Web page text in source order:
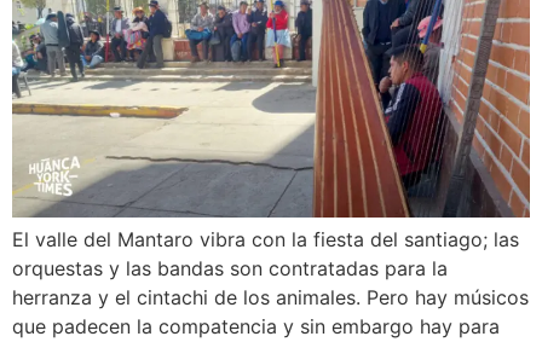
El valle del Mantaro vibra con la fiesta del santiago; las
orquestas y las bandas son contratadas para la
herranza y el cintachi de los animales. Pero hay músicos
que padecen la compatencia y sin embargo hay para